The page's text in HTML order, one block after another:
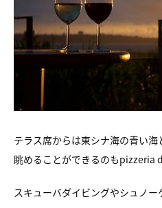
テラス席からは東シナ海の青い
眺めることができるのもpizzeria
スキューバダイビングやシュノ